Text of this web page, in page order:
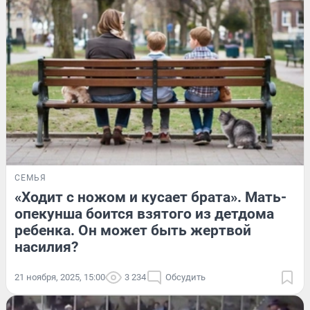
СЕМЬЯ
«Ходит с ножом и кусает брата». Мать-
опекунша боится взятого из детдома
ребенка. Он может быть жертвой
насилия?
21 ноября, 2025, 15:00 3 234 Обсудить